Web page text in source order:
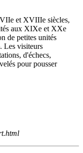
et XVIIIe siècles,
aux XIXe et XXe
de petites unités
Les visiteurs
d'échecs,
pour pousser